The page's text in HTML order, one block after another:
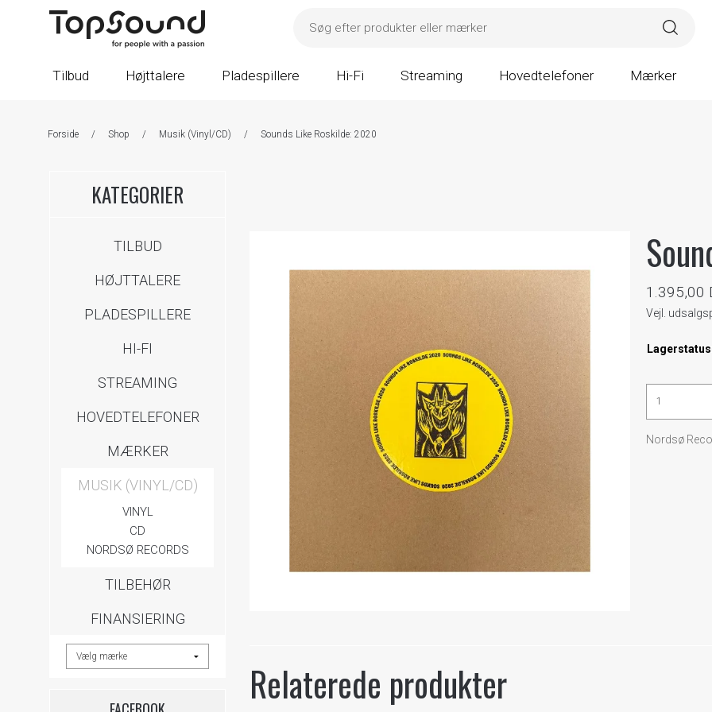
Tilbud Højttalere Pladespillere Hi-Fi Streaming Hovedtelefoner Mærker
Forside / Shop / Musik (Vinyl/CD) / Sounds Like Roskilde: 2020
KATEGORIER
TILBUD
HØJTTALERE
PLADESPILLERE
HI-FI
STREAMING
HOVEDTELEFONER
MÆRKER
MUSIK (VINYL/CD)
VINYL
CD
NORDSØ RECORDS
TILBEHØR
FINANSIERING
1.395,00
Vejl.
Nordsø
Relaterede produkter